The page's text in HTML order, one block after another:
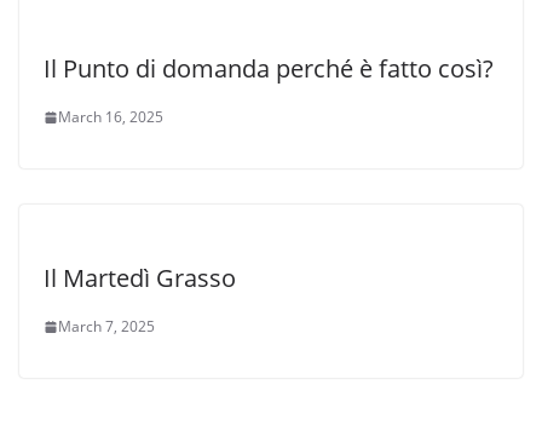
Il Punto di domanda perché è fatto così?
March 16, 2025
Il Martedì Grasso
March 7, 2025